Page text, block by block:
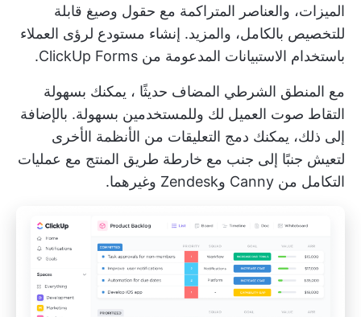
الميزات، والعناصر المتراكمة مع حقول وصيغ قابلة
للتخصيص بالكامل، والمزيد. إنشاء مستودع لرؤى العملاء
باستخدام الاستبيانات المدعومة من ClickUp Forms.
مع المنطق الشرطي المضاف حديثًا ، يمكنك بسهولة
التقاط صوت العميل لك وللمستخدمين بسهولة. بالإضافة
إلى ذلك، يمكنك دمج التعليقات من الأنظمة الأخرى
لتعيش جنبًا إلى جنب مع خارطة طريق المنتج مع عمليات
التكامل من Canny وZendesk وغيرهما.